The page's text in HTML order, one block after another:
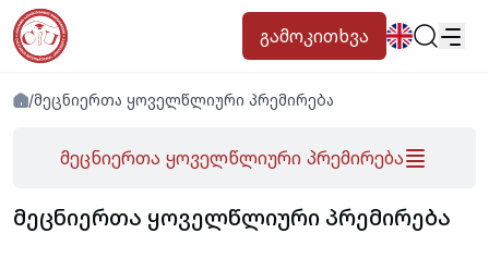
გამოკითხვა
სიახლეები პროგრამები
პოპულარული:
ახალი სტუდენტური მოწვევა
დირექტორია
Კალენდარი
საცხოვრებელი
/მეცნიერთა ყოველწლიური პრემირება
მეცნიერთა ყოველწლიური პრემირება
ᲛᲔᲪᲜᲘᲔᲠᲗᲐ ᲧᲝᲕᲔᲚᲬᲚᲘᲣᲠᲘ ᲞᲠᲔᲛᲘᲠᲔᲑᲐ